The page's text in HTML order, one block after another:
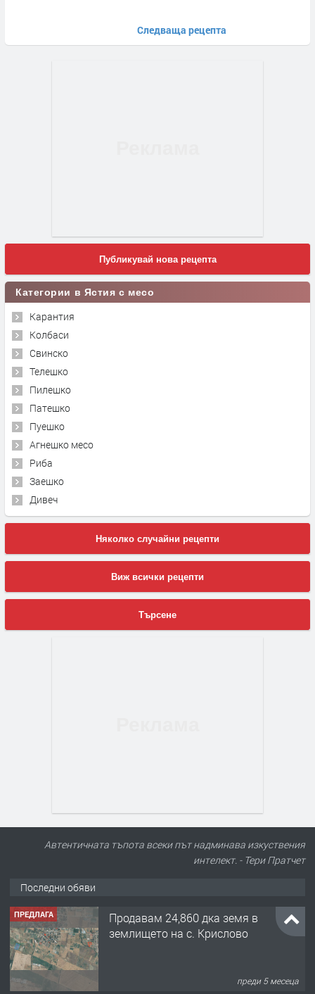
Следваща рецепта
Публикувай нова рецепта
Категории в Ястия с месо
Карантия
Колбаси
Свинско
Телешко
Пилешко
Патешко
Пуешко
Агнешко месо
Риба
Заешко
Дивеч
Няколко случайни рецепти
Виж всички рецепти
Търсене
Автентичната тъпота всеки път надминава изкуствения
интелект. - Тери Пратчет
Последни обяви
ПРЕДЛАГА
Продавам 24,860 дка земя в
землището на с. Крислово
преди 5 месеца